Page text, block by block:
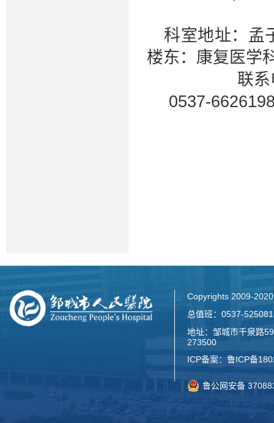
科室地址：孟
楼东：康复医学
联系电话
0537-
Copyrights 2009-
总值班：0537-
地址：邹城市千泉路
273500
ICP备案： 鲁ICP备
鲁公网安备